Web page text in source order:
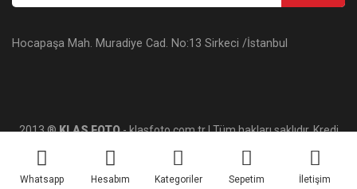
Whatsapp Hesabım Kategoriler Sepetim İletişim
Hocapaşa Mah. Muradiye Cad. No:13 Sirkeci /İstanbul
2013 ®KLAS FOTO- klasfoto.com.tr | Tüm hakları saklıdır. Kredi